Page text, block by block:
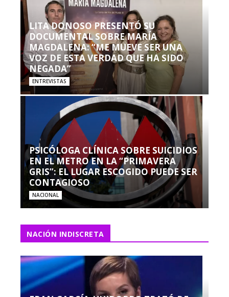
LITA DONOSO PRESENTÓ SU
DOCUMENTAL SOBRE MARÍA
MAGDALENA: “ME MUEVE SER UNA
VOZ DE ESTA VERDAD QUE HA SIDO
NEGADA”
ENTREVISTAS
PSICÓLOGA CLÍNICA SOBRE SUICIDIOS
EN EL METRO EN LA “PRIMAVERA
GRIS”: EL LUGAR ESCOGIDO PUEDE SER
CONTAGIOSO
NACIONAL
NACIÓN INDISCRETA